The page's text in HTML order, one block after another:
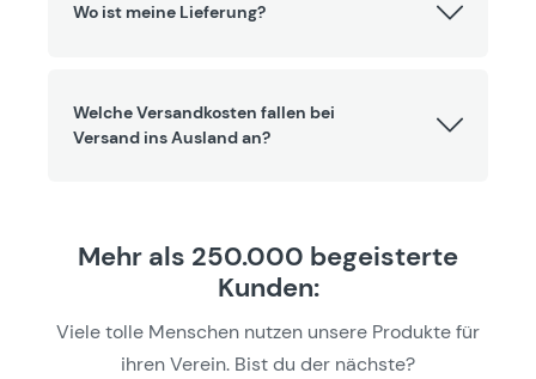
Wo ist meine Lieferung?
Welche Versandkosten fallen bei
Versand ins Ausland an?
Mehr als 250.000 begeisterte
Kunden:
Viele tolle Menschen nutzen unsere Produkte für
ihren Verein. Bist du der nächste?